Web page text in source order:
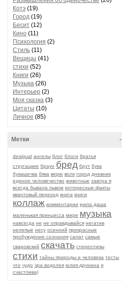
Котэ (19)
Город (19)
Бесит (12)
Кино (11)
Психология (2)
Стиль (11)
Вещицы (41)
стихи (52)
Книги (26)
Музыка (26)
Интерьер (2)
Моя сказка (3)
Цитаты (10)
Личное (85)
-
Метки
desigual ангелы блог блоги братья
стругацкие браун бред брут бука
букашечка бяка верю волк город дневник
единое человечество животные завтра я
всегда бывала львом интересные факты
квантовый переход книга книги
коллаж комментарии кукла даша
маленькая принцесса мире музыка
навсегда не не оправдывайся негатив
нелепые несу осенний прекрасные
пробуждение сознания салат самые
сваровский скачать стереотипы
стихи тайны природы и человека тесты
что чудо эра водолея юлия друнина я
счастлива)